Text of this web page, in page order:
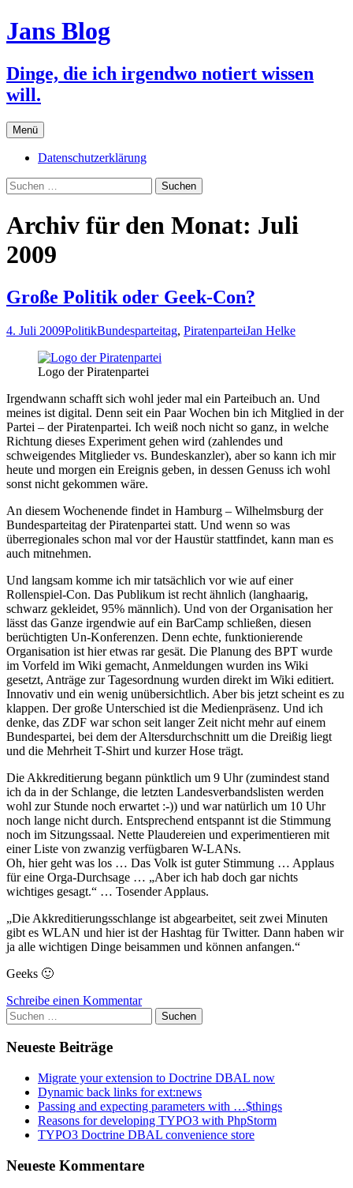
Jans Blog
Dinge, die ich irgendwo notiert wissen
will.
Menü Zum
Inhalt
springen
Datenschutzerklärung
Suchen
nach:
Archiv für den Monat: Juli
2009
Große Politik oder Geek-Con?
4. Juli 2009PolitikBundesparteitag, PiratenparteiJan Helke
Logo der Piratenpartei
Irgendwann schafft sich wohl jeder mal ein Parteibuch an. Und
meines ist digital. Denn seit ein Paar Wochen bin ich Mitglied in der
Partei – der Piratenpartei. Ich weiß noch nicht so ganz, in welche
Richtung dieses Experiment gehen wird (zahlendes und
schweigendes Mitglieder vs. Bundeskanzler), aber so kann ich mir
heute und morgen ein Ereignis geben, in dessen Genuss ich wohl
sonst nicht gekommen wäre.
An diesem Wochenende findet in Hamburg – Wilhelmsburg der
Bundesparteitag der Piratenpartei statt. Und wenn so was
überregionales schon mal vor der Haustür stattfindet, kann man es
auch mitnehmen.
Und langsam komme ich mir tatsächlich vor wie auf einer
Rollenspiel-Con. Das Publikum ist recht ähnlich (langhaarig,
schwarz gekleidet, 95% männlich). Und von der Organisation her
lässt das Ganze irgendwie auf ein BarCamp schließen, diesen
berüchtigten Un-Konferenzen. Denn echte, funktionierende
Organisation ist hier etwas rar gesät. Die Planung des BPT wurde
im Vorfeld im Wiki gemacht, Anmeldungen wurden ins Wiki
gesetzt, Anträge zur Tagesordnung wurden direkt im Wiki editiert.
Innovativ und ein wenig unübersichtlich. Aber bis jetzt scheint es zu
klappen. Der große Unterschied ist die Medienpräsenz. Und ich
denke, das ZDF war schon seit langer Zeit nicht mehr auf einem
Bundespartei, bei dem der Altersdurchschnitt um die Dreißig liegt
und die Mehrheit T-Shirt und kurzer Hose trägt.
Die Akkreditierung begann pünktlich um 9 Uhr (zumindest stand
ich da in der Schlange, die letzten Landesverbandslisten werden
wohl zur Stunde noch erwartet :-)) und war natürlich um 10 Uhr
noch lange nicht durch. Entsprechend entspannt ist die Stimmung
noch im Sitzungssaal. Nette Plaudereien und experimentieren mit
einer Liste von zwanzig verfügbaren W-LANs.
Oh, hier geht was los … Das Volk ist guter Stimmung … Applaus
für eine Orga-Durchsage … „Aber ich hab doch gar nichts
wichtiges gesagt.“ … Tosender Applaus.
„Die Akkreditierungsschlange ist abgearbeitet, seit zwei Minuten
gibt es WLAN und hier ist der Hashtag für Twitter. Dann haben wir
ja alle wichtigen Dinge beisammen und können anfangen.“
Geeks 🙂
Schreibe einen Kommentar
Suchen
nach:
Neueste Beiträge
Migrate your extension to Doctrine DBAL now
Dynamic back links for ext:news
Passing and expecting parameters with …$things
Reasons for developing TYPO3 with PhpStorm
TYPO3 Doctrine DBAL convenience store
Neueste Kommentare